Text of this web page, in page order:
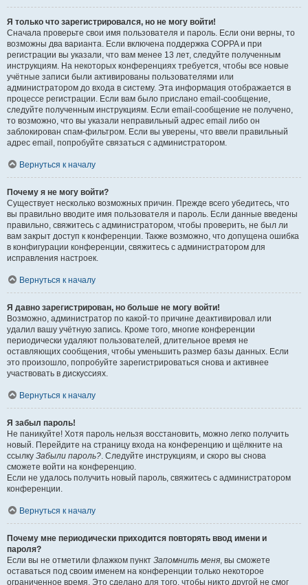
Я только что зарегистрировался, но не могу войти!
Сначала проверьте свои имя пользователя и пароль. Если они верны, то
возможны два варианта. Если включена поддержка COPPA и при
регистрации вы указали, что вам менее 13 лет, следуйте полученным
инструкциям. На некоторых конференциях требуется, чтобы все новые
учётные записи были активированы пользователями или
администратором до входа в систему. Эта информация отображается в
процессе регистрации. Если вам было прислано email-сообщение,
следуйте полученным инструкциям. Если email-сообщение не получено,
то возможно, что вы указали неправильный адрес email либо он
заблокирован спам-фильтром. Если вы уверены, что ввели правильный
адрес email, попробуйте связаться с администратором.
Вернуться к началу
Почему я не могу войти?
Существует несколько возможных причин. Прежде всего убедитесь, что
вы правильно вводите имя пользователя и пароль. Если данные введены
правильно, свяжитесь с администратором, чтобы проверить, не был ли
вам закрыт доступ к конференции. Также возможно, что допущена ошибка
в конфигурации конференции, свяжитесь с администратором для
исправления настроек.
Вернуться к началу
Я давно зарегистрирован, но больше не могу войти!
Возможно, администратор по какой-то причине деактивировал или
удалил вашу учётную запись. Кроме того, многие конференции
периодически удаляют пользователей, длительное время не
оставляющих сообщения, чтобы уменьшить размер базы данных. Если
это произошло, попробуйте зарегистрироваться снова и активнее
участвовать в дискуссиях.
Вернуться к началу
Я забыл пароль!
Не паникуйте! Хотя пароль нельзя восстановить, можно легко получить
новый. Перейдите на страницу входа на конференцию и щёлкните на
ссылку Забыли пароль?. Следуйте инструкциям, и скоро вы снова
сможете войти на конференцию.
Если не удалось получить новый пароль, свяжитесь с администратором
конференции.
Вернуться к началу
Почему мне периодически приходится повторять ввод имени и
пароля?
Если вы не отметили флажком пункт Запомнить меня, вы сможете
оставаться под своим именем на конференции только некоторое
ограниченное время. Это сделано для того, чтобы никто другой не смог